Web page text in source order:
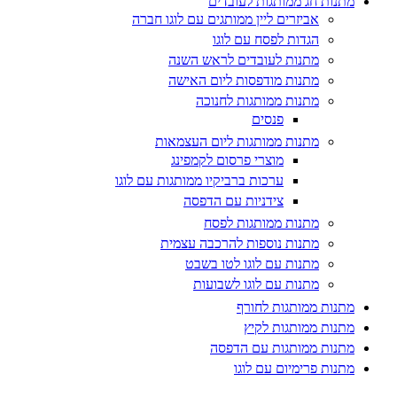
אביזרים ליין ממותגים עם לוגו חברה
הגדות לפסח עם לוגו
מתנות לעובדים לראש השנה
מתנות מודפסות ליום האישה
מתנות ממותגות לחנוכה
פנסים
מתנות ממותגות ליום העצמאות
מוצרי פרסום לקמפינג
ערכות ברביקיו ממותגות עם לוגו
צידניות עם הדפסה
מתנות ממותגות לפסח
מתנות נוספות להרכבה עצמית
מתנות עם לוגו לטו בשבט
מתנות עם לוגו לשבועות
מתנות ממותגות לחורף
מתנות ממותגות לקיץ
מתנות ממותגות עם הדפסה
מתנות פרימיום עם לוגו